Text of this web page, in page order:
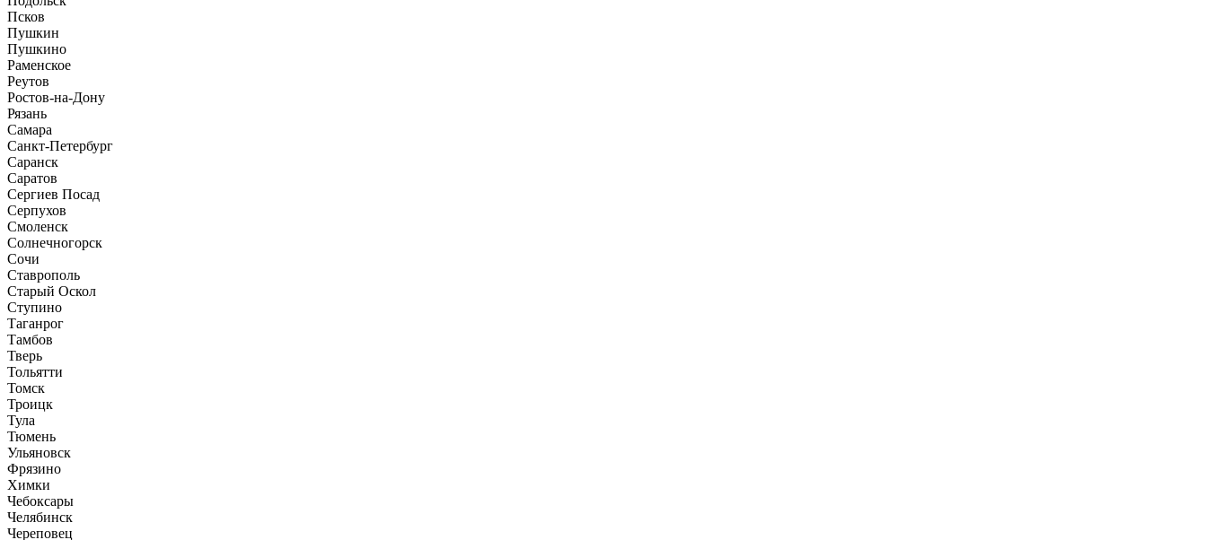
Псков
Пушкин
Пушкино
Раменское
Реутов
Ростов-на-Дону
Рязань
Самара
Санкт-Петербург
Саранск
Саратов
Сергиев Посад
Серпухов
Смоленск
Солнечногорск
Сочи
Ставрополь
Старый Оскол
Ступино
Таганрог
Тамбов
Тверь
Тольятти
Томск
Троицк
Тула
Тюмень
Ульяновск
Фрязино
Химки
Чебоксары
Челябинск
Череповец